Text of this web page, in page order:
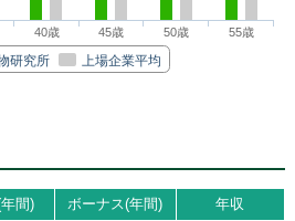
研究所 上場企業平均
40歳 45歳 50歳 55歳
間) ボーナス(年間)
年収